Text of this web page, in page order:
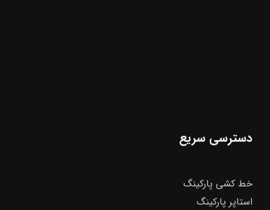
دسترسی سریع
خط کشی پارکینگ
استاپر پارکینگ